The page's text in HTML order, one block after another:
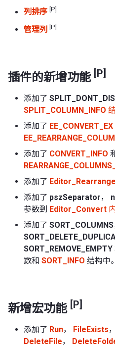
列排序 [P]
管理列 [P]
插件的新增功能 [P]
添加了
SPLIT_COLUMN_INFO
添加了 EE_CONVERT_EX
添加了 CONVERT_INFO
添加了
添加了 pszSeparator，
参数到 Editor_Convert
添加了 SORT_COLUMNS
SORT_REMOVE_EMPTY
数和 SORT_INFO 结构中。
新增宏功能 [P]
添加了 Run， FileExists，
DeleteFile，